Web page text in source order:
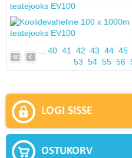
40 41 42 43 44 45
53 54 55 56
LOGI SISSE
OSTUKORV